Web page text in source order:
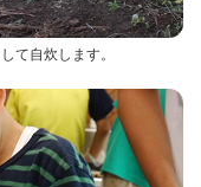
て自炊します。